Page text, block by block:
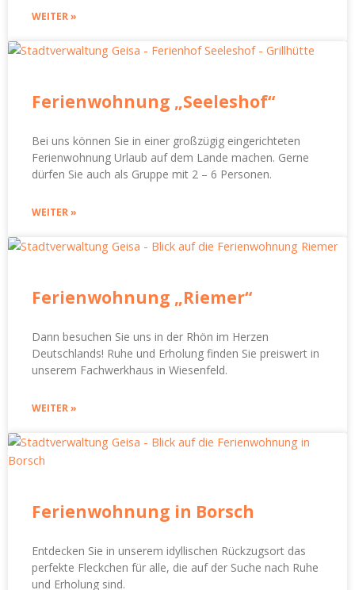
WEITER »
Ferienwohnung „Seeleshof“
Bei uns können Sie in einer großzügig eingerichteten
Ferienwohnung Urlaub auf dem Lande machen. Gerne
dürfen Sie auch als Gruppe mit 2 – 6 Personen.
WEITER »
Ferienwohnung „Riemer“
Dann besuchen Sie uns in der Rhön im Herzen
Deutschlands! Ruhe und Erholung finden Sie preiswert in
unserem Fachwerkhaus in Wiesenfeld.
WEITER »
Ferienwohnung in Borsch
Entdecken Sie in unserem idyllischen Rückzugsort das
perfekte Fleckchen für alle, die auf der Suche nach Ruhe
und Erholung sind.